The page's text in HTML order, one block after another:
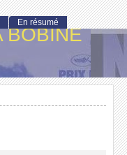
BOBINE
En résumé